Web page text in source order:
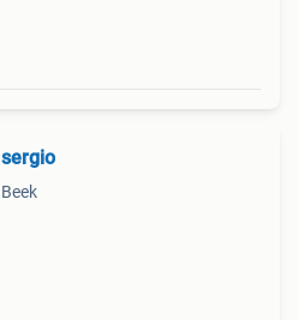
sergio
Beek